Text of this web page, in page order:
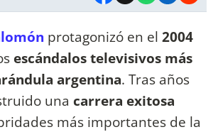
protagonizó en el 2004
escándalos televisivos más
argentina. Tras años
una carrera exitosa
más importantes de la